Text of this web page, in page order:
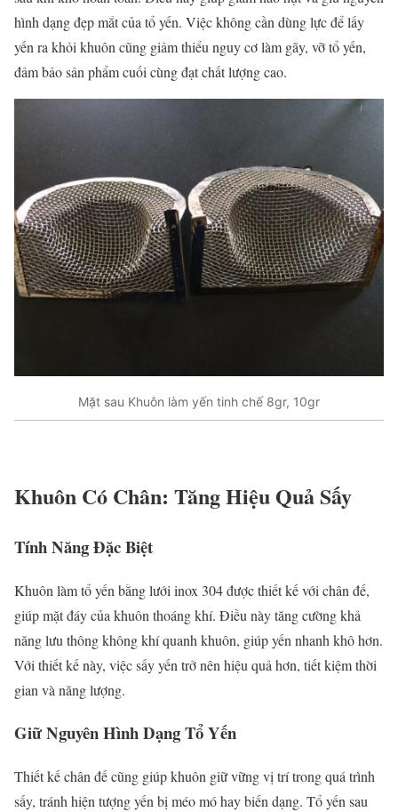
hình dạng đẹp mắt của tổ yến. Việc không cần dùng lực để lấy
yến ra khỏi khuôn cũng giảm thiểu nguy cơ làm gãy, vỡ tổ yến,
đảm bảo sản phẩm cuối cùng đạt chất lượng cao.
Mặt sau Khuôn làm yến tinh chế 8gr, 10gr
Khuôn Có Chân: Tăng Hiệu Quả Sấy
Tính Năng Đặc Biệt
Khuôn làm tổ yến bằng lưới inox 304 được thiết kế với chân đế,
giúp mặt đáy của khuôn thoáng khí. Điều này tăng cường khả
năng lưu thông không khí quanh khuôn, giúp yến nhanh khô hơn.
Với thiết kế này, việc sấy yến trở nên hiệu quả hơn, tiết kiệm thời
gian và năng lượng.
Giữ Nguyên Hình Dạng Tổ Yến
Thiết kế chân đế cũng giúp khuôn giữ vững vị trí trong quá trình
sấy, tránh hiện tượng yến bị méo mó hay biến dạng. Tổ yến sau